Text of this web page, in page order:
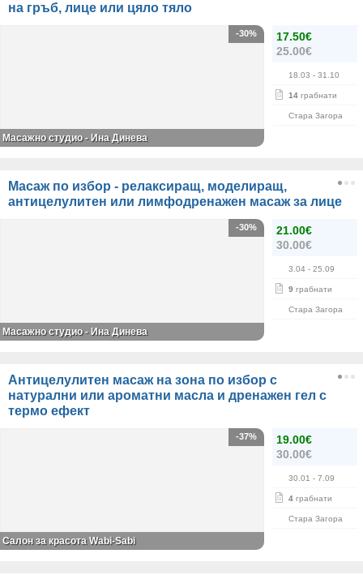
на гръб, лице или цяло тяло
17.50€
25.00€
18.03 - 31.10
14 грабнати
Стара Загора
-30%
Масажно студио - Ина Динева
Масаж по избор - релаксиращ, моделиращ,
антицелулитен или лимфодренажен масаж за лице
21.00€
30.00€
3.04 - 25.09
9 грабнати
Стара Загора
-30%
Масажно студио - Ина Динева
Антицелулитен масаж на зона по избор с
натурални или ароматни масла и дренажен гел с
термо ефект
19.00€
30.00€
30.01 - 7.09
4 грабнати
Стара Загора
-37%
Салон за красота Wabi-Sabi